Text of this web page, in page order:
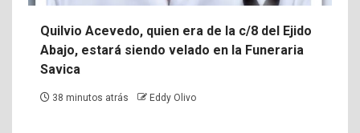
Quilvio Acevedo, quien era de la c/8 del Ejido
Abajo, estará siendo velado en la Funeraria
Savica
38 minutos atrás Eddy Olivo